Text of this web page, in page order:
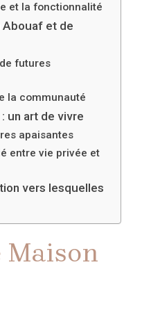
et la fonctionnalité
Abouaf et de
futures
la communauté
un art de vivre
apaisantes
entre vie privée et
vers lesquelles
Maison